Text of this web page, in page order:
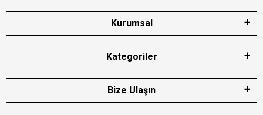
Kurumsal
Kategoriler
Bize Ulaşın